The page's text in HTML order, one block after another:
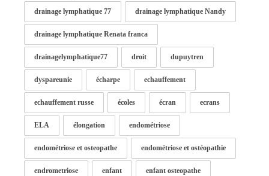
drainage lymphatique 77 drainage lymphatique Nandy
drainage lymphatique Renata franca
drainagelymphatique77 droit dupuytren
dyspareunie écharpe echauffement
echauffement russe écoles écran ecrans
ELA élongation endométriose
endométriose et osteopathe endométriose et ostéopathie
endrometriose enfant enfant osteopathe